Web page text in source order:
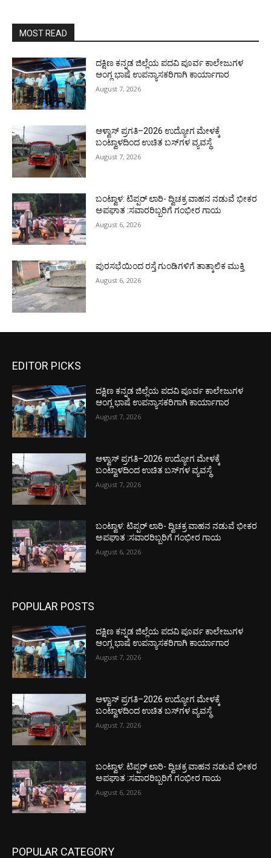
MOST READ
ದಕ್ಷಿಣ ಕನ್ನಡ ಜಿಲ್ಲೆಯ ಪದವಿ ಪೂರ್ವ ಕಾಲೇಜುಗಳ
ಆಂಗ್ಲ ಭಾಷೆ ಉಪನ್ಯಾಸಕರಿಗಾಗಿ ಕಾರ್ಯಾಗಾರ
August 7, 2026
ಆಳ್ವಾಸ್ ಪ್ರಗತಿ–2026 ಉದ್ಯೋಗ ಮೇಳಕ್ಕೆ
ಬಂಟ್ವಾಳದಿಂದ ಉಚಿತ ಬಸ್‌ಗಳ ವ್ಯವಸ್ಥೆ
August 7, 2026
ಬಂಟ್ವಾಳ: ಟಿಪ್ಪರ್ ಲಾರಿ- ದ್ವಿಚಕ್ರ ವಾಹನ ನಡುವೆ ಭೀಕರ
ಅಪಘಾತ :ಸವಾರರಿಬ್ಬರಿಗೆ ಗಂಭೀರ ಗಾಯ
August 6, 2026
ಪುರಸಭೆಯಿಂದ ರಸ್ತೆ ಗುಂಡಿಗಳಿಗೆ ತಾತ್ಕಾಲಿಕ ಮುಕ್ತಿ
August 6, 2026
EDITOR PICKS
ದಕ್ಷಿಣ ಕನ್ನಡ ಜಿಲ್ಲೆಯ ಪದವಿ ಪೂರ್ವ ಕಾಲೇಜುಗಳ
ಆಂಗ್ಲ ಭಾಷೆ ಉಪನ್ಯಾಸಕರಿಗಾಗಿ ಕಾರ್ಯಾಗಾರ
August 7, 2026
ಆಳ್ವಾಸ್ ಪ್ರಗತಿ–2026 ಉದ್ಯೋಗ ಮೇಳಕ್ಕೆ
ಬಂಟ್ವಾಳದಿಂದ ಉಚಿತ ಬಸ್‌ಗಳ ವ್ಯವಸ್ಥೆ
August 7, 2026
ಬಂಟ್ವಾಳ: ಟಿಪ್ಪರ್ ಲಾರಿ- ದ್ವಿಚಕ್ರ ವಾಹನ ನಡುವೆ ಭೀಕರ
ಅಪಘಾತ :ಸವಾರರಿಬ್ಬರಿಗೆ ಗಂಭೀರ ಗಾಯ
August 6, 2026
POPULAR POSTS
ದಕ್ಷಿಣ ಕನ್ನಡ ಜಿಲ್ಲೆಯ ಪದವಿ ಪೂರ್ವ ಕಾಲೇಜುಗಳ
ಆಂಗ್ಲ ಭಾಷೆ ಉಪನ್ಯಾಸಕರಿಗಾಗಿ ಕಾರ್ಯಾಗಾರ
August 7, 2026
ಆಳ್ವಾಸ್ ಪ್ರಗತಿ–2026 ಉದ್ಯೋಗ ಮೇಳಕ್ಕೆ
ಬಂಟ್ವಾಳದಿಂದ ಉಚಿತ ಬಸ್‌ಗಳ ವ್ಯವಸ್ಥೆ
August 7, 2026
ಬಂಟ್ವಾಳ: ಟಿಪ್ಪರ್ ಲಾರಿ- ದ್ವಿಚಕ್ರ ವಾಹನ ನಡುವೆ ಭೀಕರ
ಅಪಘಾತ :ಸವಾರರಿಬ್ಬರಿಗೆ ಗಂಭೀರ ಗಾಯ
August 6, 2026
POPULAR CATEGORY